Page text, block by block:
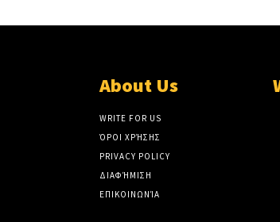
About Us
WRITE FOR US
ΌΡΟΙ ΧΡΉΣΗΣ
PRIVACY POLICY
ΔΙΑΦΉΜΙΣΗ
ΕΠΙΚΟΙΝΩΝΊΑ